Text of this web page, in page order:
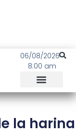
06/08/2026
8:00 am
la harina